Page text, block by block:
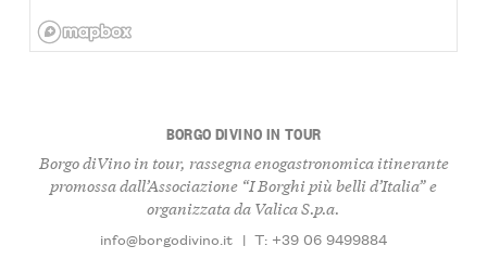
BORGO DIVINO IN TOUR
Borgo diVino in tour, rassegna enogastronomica itinerante
promossa dall’Associazione “I Borghi più belli d’Italia” e
organizzata da Valica S.p.a.
info@borgodivino.it | T: +39 06 9499884